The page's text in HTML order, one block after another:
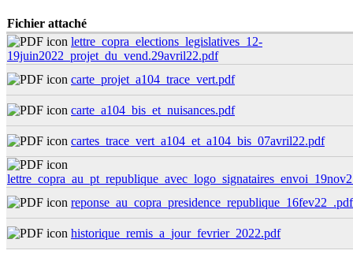
Fichier attaché
lettre_copra_elections_legislatives_12-
19juin2022_projet_du_vend.29avril22.pdf
carte_projet_a104_trace_vert.pdf
carte_a104_bis_et_nuisances.pdf
cartes_trace_vert_a104_et_a104_bis_07avril22.pdf
reponse_au_copra_presidence_republique_16fev22_.pdf
historique_remis_a_jour_fevrier_2022.pdf